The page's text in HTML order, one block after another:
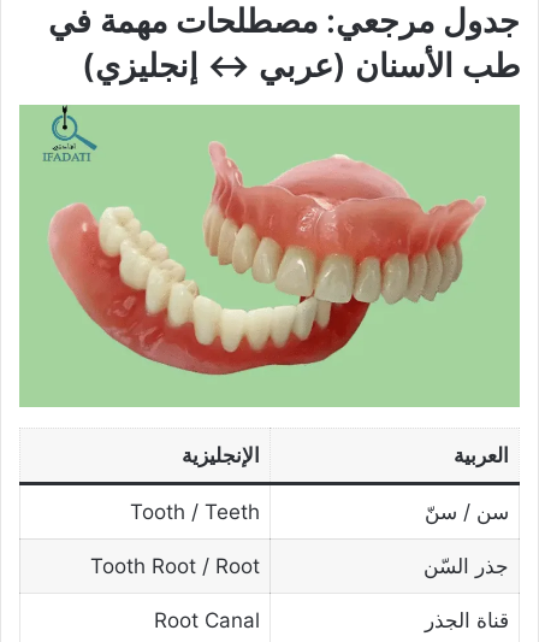
جدول مرجعي: مصطلحات مهمة في
طب الأسنان (عربي ↔ إنجليزي)
العربية الإنجليزية
سن / سنّ Tooth / Teeth
جذر السّن Tooth Root / Root
قناة الجذر Root Canal